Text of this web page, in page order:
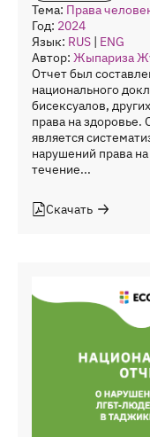
Тема: Права
Год: 2024
Язык: RUS | ENG
Автор: Жыпариза
Отчет был
национального
бисексуалов,
права на здоровье.
является
нарушений права
течение...
Скачать